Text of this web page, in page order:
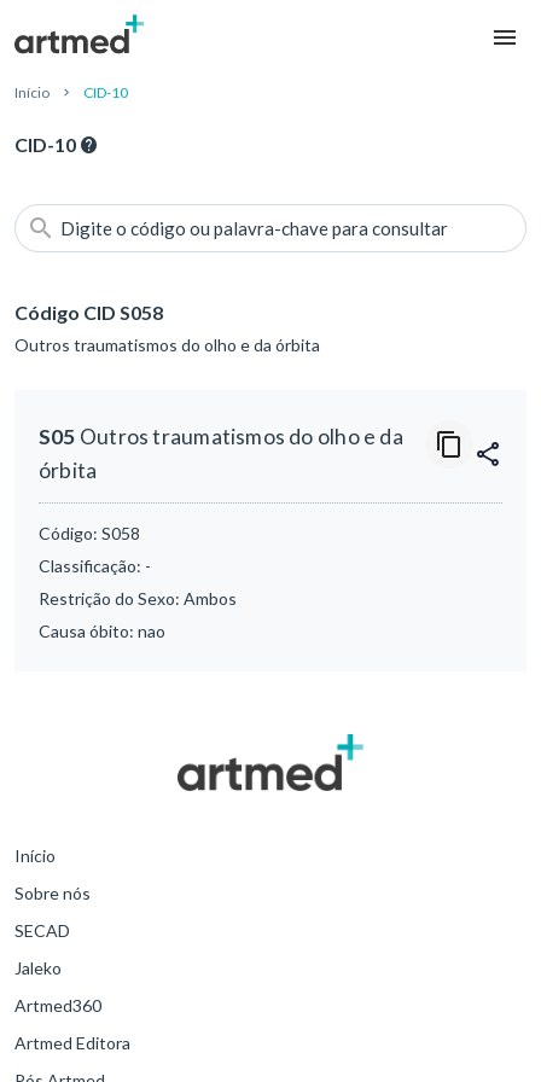
Início CID-10
CID-10
Digite o código ou palavra-chave para consultar
Código CID S058
Outros traumatismos do olho e da órbita
S05 Outros traumatismos do olho e da
órbita
Código: S058
Classificação: -
Restrição do Sexo: Ambos
Causa óbito: nao
Início
Sobre nós
SECAD
Jaleko
Artmed360
Artmed Editora